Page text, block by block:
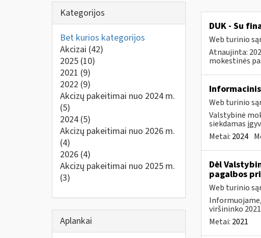
Kategorijos
Bet kurios kategorijos
Akcizai (42)
2025 (10)
2021 (9)
2022 (9)
Akcizų pakeitimai nuo 2024 m.
(5)
2024 (5)
Akcizų pakeitimai nuo 2026 m.
(4)
2026 (4)
Akcizų pakeitimai nuo 2025 m.
(3)
Aplankai
DUK - Su
Web turinio
Atnaujinta:
mokestinės
Web turinio
Valstybinė
siekdamas
Metai: 2024
Dėl
pagalbos
Web turinio
viršininko
Metai: 2021